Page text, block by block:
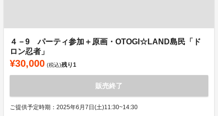
４－9 パーティ参加＋原画・OTOGI☆LAND島民「ド
ロン忍者」
¥30,000 (税込)残り1
販売終了
ご提供予定時期：2025年6月7日(土)11:30~14:30